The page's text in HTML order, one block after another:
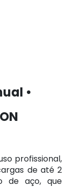
•
profissional,
de até 2
de aço, que